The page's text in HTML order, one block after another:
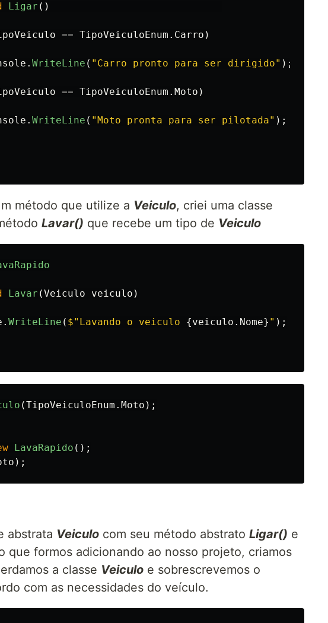
Ligar ()
== TipoVeiculoEnum . Carro )
. WriteLine ( "Carro pronto para ser dirigido" );
== TipoVeiculoEnum . Moto )
. WriteLine ( "Moto pronta para ser pilotada" );
método que utilize a Veiculo, criei uma classe
Lavar() que recebe um tipo de Veiculo
Lavar (Veiculo veiculo )
. WriteLine ( $"Lavando o veiculo {veiculo . Nome} " );
(TipoVeiculoEnum . Moto );
LavaRapido ();
);
abstrata Veiculo com seu método abstrato Ligar() e
que formos adicionando ao nosso projeto, criamos
a classe Veiculo e sobrescrevemos o
com as necessidades do veículo.